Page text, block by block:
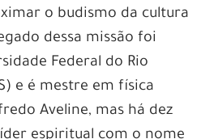
o budismo da cultura
dessa missão foi
Federal do Rio
e é mestre em física
Aveline, mas há dez